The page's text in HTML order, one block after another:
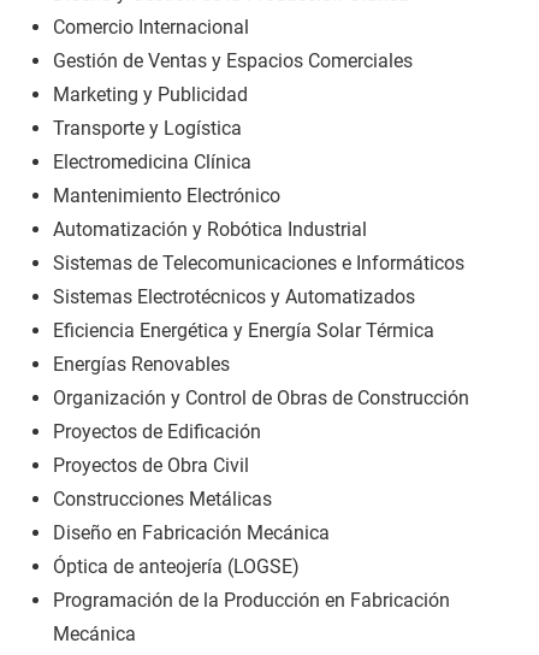
Comercio Internacional
Gestión de Ventas y Espacios Comerciales
Marketing y Publicidad
Transporte y Logística
Electromedicina Clínica
Mantenimiento Electrónico
Automatización y Robótica Industrial
Sistemas de Telecomunicaciones e Informáticos
Sistemas Electrotécnicos y Automatizados
Eficiencia Energética y Energía Solar Térmica
Energías Renovables
Organización y Control de Obras de Construcción
Proyectos de Edificación
Proyectos de Obra Civil
Construcciones Metálicas
Diseño en Fabricación Mecánica
Óptica de anteojería (LOGSE)
Programación de la Producción en Fabricación
Mecánica